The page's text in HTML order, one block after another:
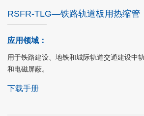
RSFR-TLG—铁路轨道板用热缩管
应用领域：
用于铁路建设、地铁和城际轨道交通建设中
和电磁屏蔽。
下载手册